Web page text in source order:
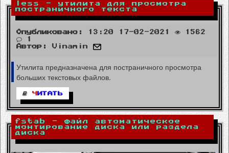
less - утилита для просмотра
постраничного текста
Опубликовано: 13:20 17-02-2021
1562
1
Автор:
Vinamin
Утилита предназначена для постраничного просмотра
больших текстовых файлов.
Ч ИТАТЬ
fstab - файл автоматическое
монтирование диска или раздела
диска